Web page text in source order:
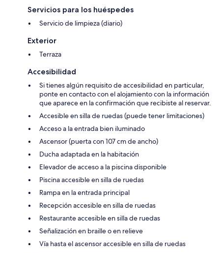
Servicios para los huéspedes
Servicio de limpieza (diario)
Exterior
Terraza
Accesibilidad
Si tienes algún requisito de accesibilidad en particular,
ponte en contacto con el alojamiento con la información
que aparece en la confirmación que recibiste al reservar.
Accesible en silla de ruedas (puede tener limitaciones)
Acceso a la entrada bien iluminado
Ascensor (puerta con 107 cm de ancho)
Ducha adaptada en la habitación
Elevador de acceso a la piscina disponible
Piscina accesible en silla de ruedas
Rampa en la entrada principal
Recepción accesible en silla de ruedas
Restaurante accesible en silla de ruedas
Señalización en braille o en relieve
Vía hasta el ascensor accesible en silla de ruedas